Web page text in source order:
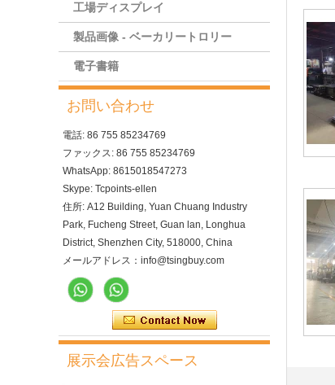
工場ディスプレイ
製品画像 - ベーカリートロリー
電子書籍
お問い合わせ
電話: 86 755 85234769
ファックス: 86 755 85234769
WhatsApp: 8615018547273
Skype: Tcpoints-ellen
住所: A12 Building, Yuan Chuang Industry
Park, Fucheng Street, Guan lan, Longhua
District, Shenzhen City, 518000, China
メールアドレス：info@tsingbuy.com
展示会広告スペース